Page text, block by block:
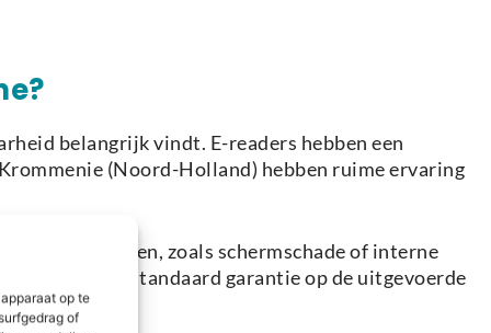
op te
of
belangrijk vindt. E-readers hebben een
(Noord-Holland) hebben ruime ervaring
problemen, zoals schermschade of interne
en bieden standaard garantie op de uitgevoerde